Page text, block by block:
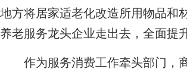
地方将居家适老化改造所用物品和
养老服务龙头企业走出去，全面提
作为服务消费工作牵头部门，商